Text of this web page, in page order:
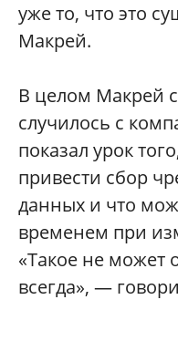
уже то, что это
Макрей.
В целом Макрей
случилось с
показал урок
привести сбор
данных и что
временем при
«Такое не может
всегда», —